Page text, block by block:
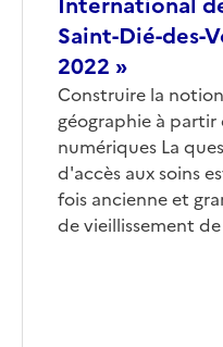
Saint-Dié-des-
2022 »
Corps
Construire la
géographie à
numériques La
d'accès aux soins
fois ancienne et
de vieillissement